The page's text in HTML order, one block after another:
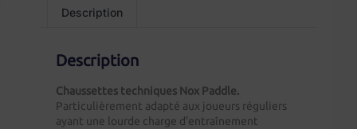
Description
Description
Chaussettes techniques Nox Paddle.
Particulièrement adapté aux joueurs réguliers
ayant une lourde charge d’entraînement